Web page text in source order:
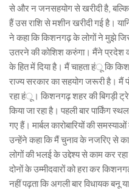
से और न जनसहयोग से खरीदी है,
हैं उस राशि से मशीन खरीदी गई है।
ने कहा कि किशनगढ़ के लोगों ने मुझे
उतरने की कोशिश करुंगा। मैंने प्रदेश
के हित में दिया है। मैं चाहता हंू कि
राज्य सरकार का सहयोग जरूरी है। मैं
रहा हंू। किशनगढ़ शहर की बिगड़ी
किया जा रहा है। पहली बार पार्किंग
गए हैं। मार्बल कारोबारियों की
उन्हेंने कहा कि मैं चुनाव के नजरिए से
लोगों की भलई के उद्देश्य से काम कर
दोनों के उम्मीदवारों को हरा कर
नहीं पढ़ता कि अगली बार विधायक बनू